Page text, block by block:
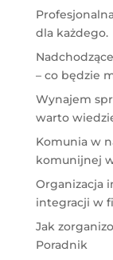
dla każdego.
– co będzie
Wynajem
warto
Komunia w
komunijnej
Organizacja
integracji w
Jak
Poradnik